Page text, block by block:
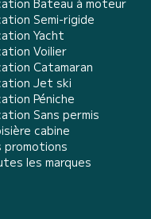
Bateau à moteur
Semi-rigide
Yacht
Voilier
Catamaran
Jet ski
Péniche
Sans permis
cabine
promotions
les marques